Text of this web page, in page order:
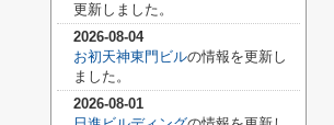
更新しました。
2026-08-04
お初天神東門ビルの情報を更新し
ました。
2026-08-01